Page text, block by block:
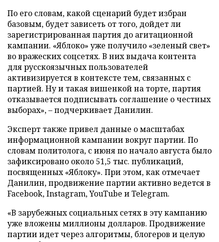
По его словам, какой сценарий будет избран
базовым, будет зависеть от того, дойдет ли
зарегистрированная партия до агитационной
кампании. «Яблоко» уже получило «зеленый свет»
во вражеских соцсетях. В них выдача контента
для русскоязычных пользователей
активизируется в контексте тем, связанных с
партией. Ну и такая вишенкой на торте, партия
отказывается подписывать соглашение о честных
выборах», – подчеркивает Данилин.
Эксперт также привел данные о масштабах
информационной кампании вокруг партии. По
словам политолога, с июня по начало августа было
зафиксировано около 51,5 тыс. публикаций,
посвященных «Яблоку». При этом, как отмечает
Данилин, продвижение партии активно ведется в
Facebook, Instagram, YouTube и Telegram.
«В зарубежных социальных сетях в эту кампанию
уже вложены миллионы долларов. Продвижение
партии идет через алгоритмы, блогеров и целую